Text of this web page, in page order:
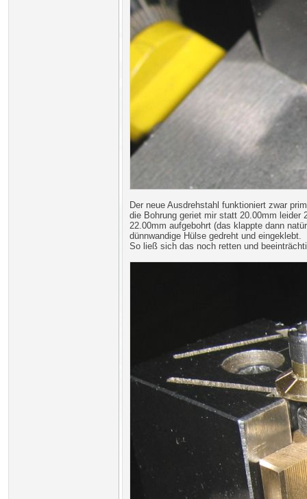
Der neue Ausdrehstahl funktioniert zwar
die Bohrung geriet mir statt 20.00mm
22.00mm aufgebohrt (das klappte dann
dünnwandige Hülse gedreht und eingeklebt.
So ließ sich das noch retten und